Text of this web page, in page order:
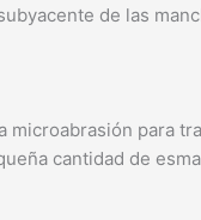
de las
para
cantidad de